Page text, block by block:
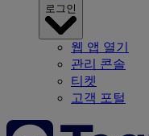
로그인
웹 앱 열기
관리 콘솔
티켓
고객 포털